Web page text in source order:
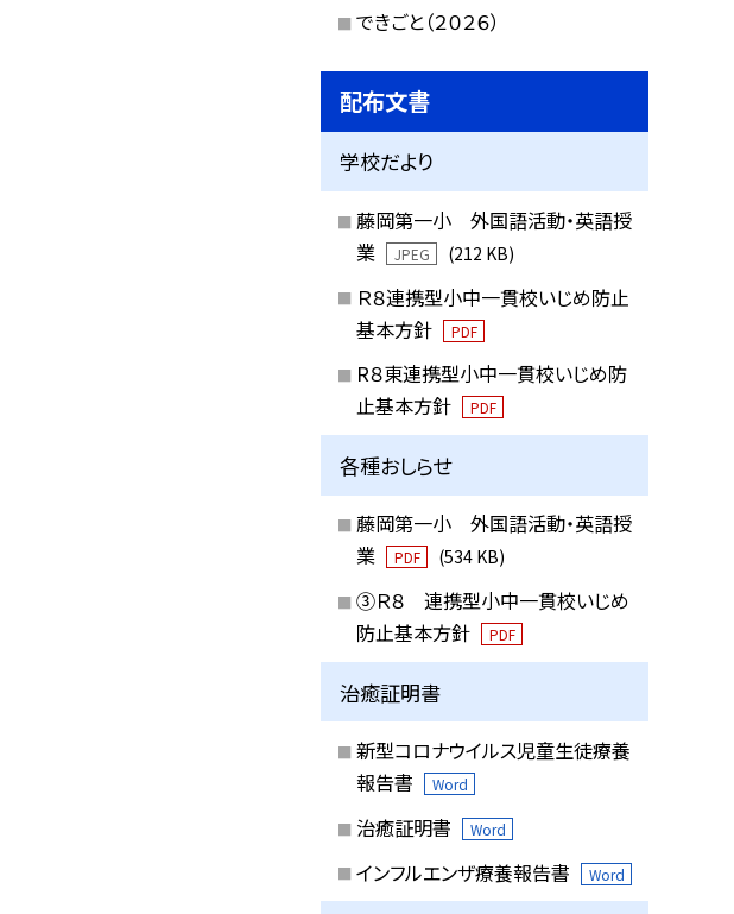
できごと（２０２６）
配布文書
学校だより
藤岡第一小 外国語活動・英語授
業
JPEG (212 KB)
Ｒ８連携型小中一貫校いじめ防止
基本方針
PDF
R８東連携型小中一貫校いじめ防
止基本方針
PDF
各種おしらせ
藤岡第一小 外国語活動・英語授
業
PDF (534 KB)
③Ｒ８ 連携型小中一貫校いじめ
防止基本方針
PDF
治癒証明書
新型コロナウイルス児童生徒療養
報告書
Word
治癒証明書 Word
インフルエンザ療養報告書 Word